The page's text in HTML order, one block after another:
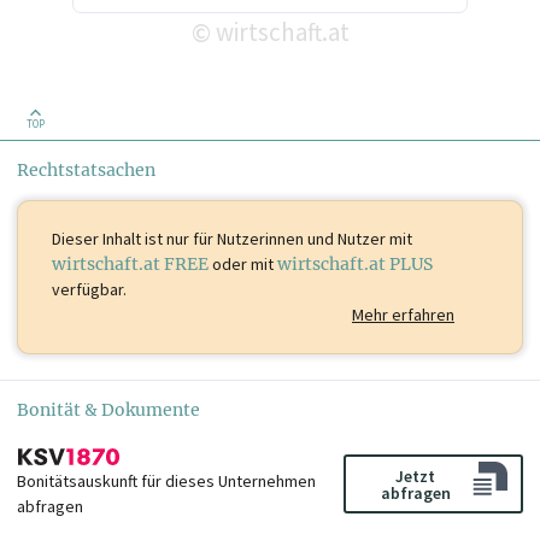
© wirtschaft.at
TOP
Rechtstatsachen
Dieser Inhalt istnur für Nutzerinnen und Nutzer mit
wirtschaft.at FREEoder mitwirtschaft.at PLUS
verfügbar.
Mehr erfahren
Bonität & Dokumente
Bonitätsauskunft für dieses Unternehmen
abfragen
Jetzt
abfragen